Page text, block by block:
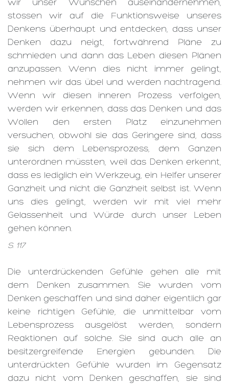
wir unser Wünschen auseinandernehmen,
stossen wir auf die Funktionsweise unseres
Denkens überhaupt und entdecken, dass unser
Denken dazu neigt, fortwährend Pläne zu
schmieden und dann das Leben diesen Plänen
anzupassen. Wenn dies nicht immer gelingt,
nehmen wir das übel und werden nachtragend.
Wenn wir diesen inneren Prozess verfolgen,
werden wir erkennen, dass das Denken und das
Wollen den ersten Platz einzunehmen
versuchen, obwohl sie das Geringere sind, dass
sie sich dem Lebensprozess, dem Ganzen
unterordnen müssten, weil das Denken erkennt,
dass es lediglich ein Werkzeug, ein Helfer unserer
Ganzheit und nicht die Ganzheit selbst ist. Wenn
uns dies gelingt, werden wir mit viel mehr
Gelassenheit und Würde durch unser Leben
gehen können.
S. 117
Die unterdrückenden Gefühle gehen alle mit
dem Denken zusammen. Sie wurden vom
Denken geschaffen und sind daher eigentlich gar
keine richtigen Gefühle, die unmittelbar vom
Lebensprozess ausgelöst werden, sondern
Reaktionen auf solche. Sie sind auch alle an
besitzergreifende Energien gebunden. Die
unterdrückten Gefühle wurden im Gegensatz
dazu nicht vom Denken geschaffen, sie sind